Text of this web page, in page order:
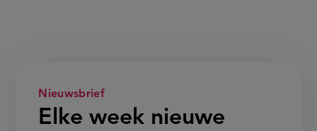
Nieuwsbrief
Elke week nieuwe